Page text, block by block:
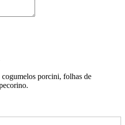
porcini, folhas de